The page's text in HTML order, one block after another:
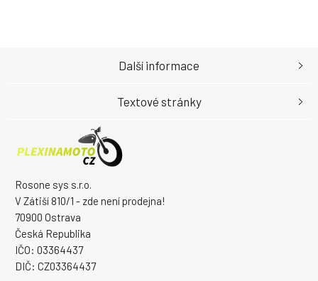
Rosone sys s.r.o.
V Zátiší 810/1 - zde není prodejna!
70900 Ostrava
Česká Republika
IČO: 03364437
DIČ: CZ03364437
Další informace
Textové stránky